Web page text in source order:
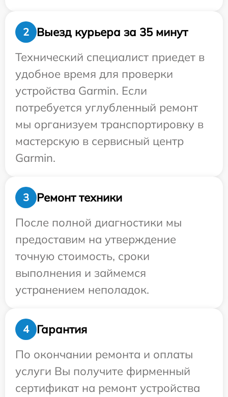
2
Выезд курьера за 35 минут
Технический специалист приедет в
удобное время для проверки
устройства Garmin. Если
потребуется углубленный ремонт
мы организуем транспортировку в
мастерскую в сервисный центр
Garmin.
3
Ремонт техники
После полной диагностики мы
предоставим на утверждение
точную стоимость, сроки
выполнения и займемся
устранением неполадок.
4
Гарантия
По окончании ремонта и оплаты
услуги Вы получите фирменный
сертификат на ремонт устройства